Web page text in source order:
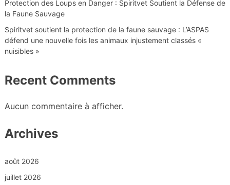
Protection des Loups en Danger : Spiritvet Soutient la Défense de
la Faune Sauvage
Spiritvet soutient la protection de la faune sauvage : L’ASPAS
défend une nouvelle fois les animaux injustement classés «
nuisibles »
Recent Comments
Aucun commentaire à afficher.
Archives
août 2026
juillet 2026